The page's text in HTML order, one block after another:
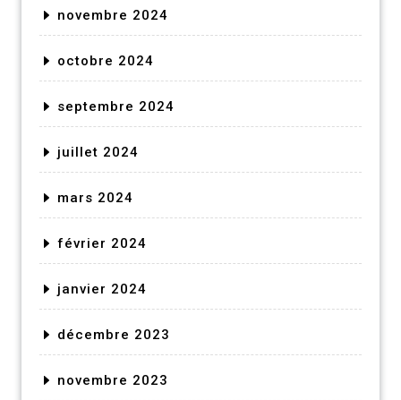
novembre 2024
octobre 2024
septembre 2024
juillet 2024
mars 2024
février 2024
janvier 2024
décembre 2023
novembre 2023